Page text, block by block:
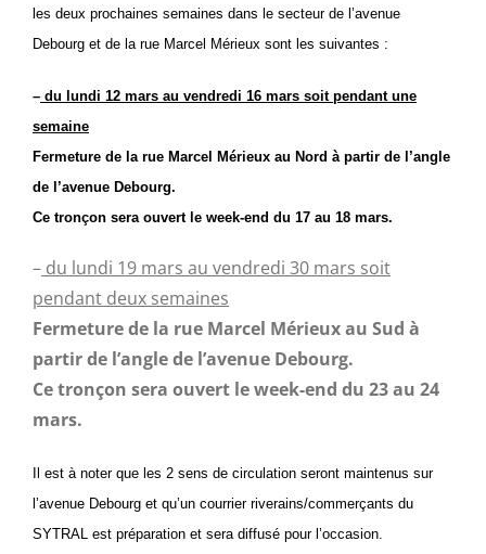
les deux prochaines semaines dans le secteur de l’avenue
Debourg et de la rue Marcel Mérieux sont les suivantes :
– du lundi 12 mars au vendredi 16 mars soit pendant une
semaine
Fermeture de la rue Marcel Mérieux au Nord à partir de l’angle
de l’avenue Debourg.
Ce tronçon sera ouvert le week-end du 17 au 18 mars.
– du lundi 19 mars au vendredi 30 mars soit
pendant deux semaines
Fermeture de la rue Marcel Mérieux au Sud à
partir de l’angle de l’avenue Debourg.
Ce tronçon sera ouvert le week-end du 23 au 24
mars.
Il est à noter que les 2 sens de circulation seront maintenus sur
l’avenue Debourg et qu’un courrier riverains/commerçants du
SYTRAL est préparation et sera diffusé pour l’occasion.